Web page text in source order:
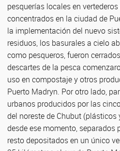
pesquerías locales en
concentrados en la ciudad de
la implementación del nuevo
residuos, los basurales a cielo
como pesqueros, fueron
descartes de la pesca
uso en compostaje y otros
Puerto Madryn. Por otro lado,
urbanos producidos por las
del noreste de Chubut (plásticos
desde ese momento, separados
resto depositados en un único